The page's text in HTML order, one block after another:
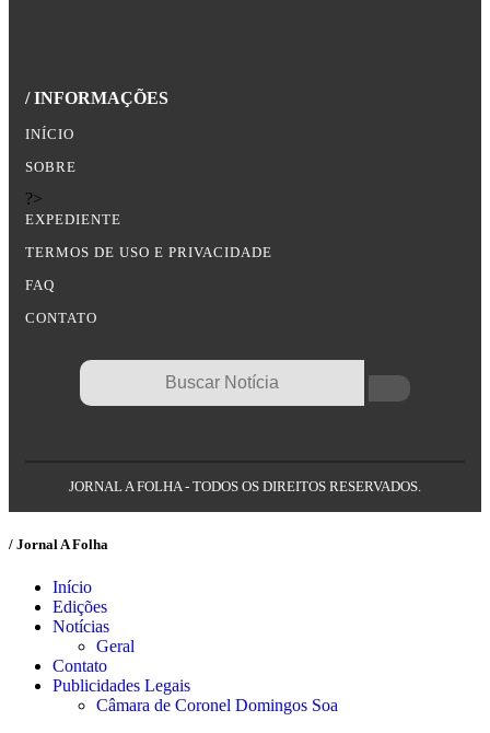
/ INFORMAÇÕES
INÍCIO
SOBRE
?>
EXPEDIENTE
TERMOS DE USO E PRIVACIDADE
FAQ
CONTATO
JORNAL A FOLHA - TODOS OS DIREITOS RESERVADOS.
/ Jornal A Folha
Início
Edições
Notícias
Geral
Contato
Publicidades Legais
Câmara de Coronel Domingos Soa